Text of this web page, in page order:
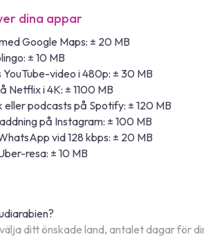
dina appar
Google Maps: ± 20 MB
± 10 MB
video i 480p: ± 30 MB
Netflix i 4K: ± 1100 MB
eller podcasts på Spotify: ± 120 MB
på Instagram: ± 100 MB
vid 128 kbps: ± 20 MB
resa: ± 10 MB
ditt önskade land, antalet dagar för